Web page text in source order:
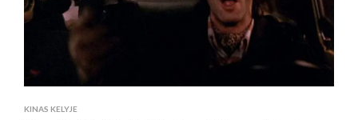
REINKARNACIJA
MEDITATYVINIAME
KINAS KELYJE